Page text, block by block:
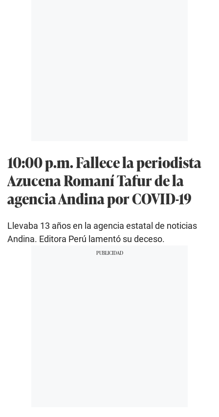
10:00 p.m. Fallece la periodista
Azucena Romaní Tafur de la
agencia Andina por COVID-19
Llevaba 13 años en la agencia estatal de noticias
Andina. Editora Perú lamentó su deceso.